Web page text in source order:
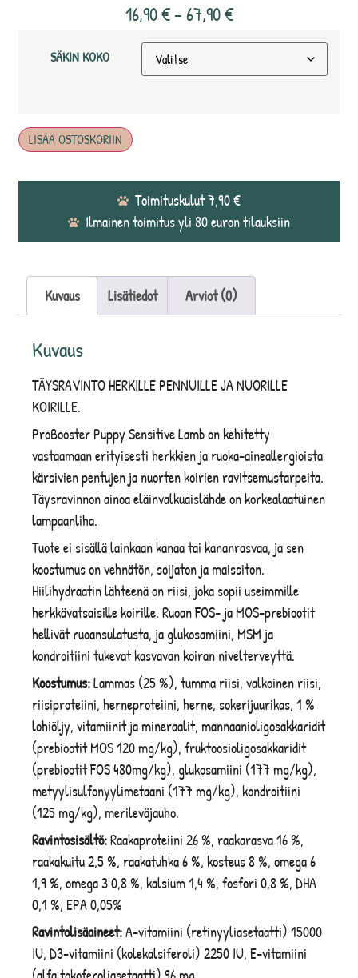
16,90€ –67,90€
SÄKIN KOKO
LISÄÄ OSTOSKORIIN
Toimituskulut 7,90 €
Ilmainen toimitus yli 80 euron tilauksiin
Kuvaus Lisätiedot Arviot (0)
Kuvaus
TÄYSRAVINTO HERKILLE PENNUILLE JA NUORILLE
KOIRILLE.
ProBooster Puppy Sensitive Lamb on kehitetty
vastaamaan erityisesti herkkien ja ruoka-aineallergioista
kärsivien pentujen ja nuorten koirien ravitsemustarpeita.
Täysravinnon ainoa eläinvalkuaislähde on korkealaatuinen
lampaanliha.
Tuote ei sisällä lainkaan kanaa tai kananrasvaa, ja sen
koostumus on vehnätön, soijaton ja maissiton.
Hiilihydraatin lähteenä on riisi, joka sopii useimmille
herkkävatsaisille koirille. Ruoan FOS- ja MOS-prebiootit
hellivät ruoansulatusta, ja glukosamiini, MSM ja
kondroitiini tukevat kasvavan koiran nivelterveyttä.
Koostumus:Lammas (25 %), tumma riisi, valkoinen riisi,
riisiproteiini, herneproteiini, herne, sokerijuurikas, 1 %
lohiöljy, vitamiinit ja mineraalit, mannaanioligosakkaridit
(prebiootit MOS 120 mg/kg), fruktoosioligosakkaridit
(prebiootit FOS 480mg/kg), glukosamiini (177 mg/kg),
metyylisulfonyylimetaani (177 mg/kg), kondroitiini
(125 mg/kg), merileväjauho.
Ravintosisältö:Raakaproteiini 26 %, raakarasva 16 %,
raakakuitu 2,5 %, raakatuhka 6 %, kosteus 8 %, omega 6
1,9 %, omega 3 0,8 %, kalsium 1,4 %, fosfori 0,8 %, DHA
0,1 %, EPA 0,05%
Ravintolisäaineet:A-vitamiini (retinyyliasetaatti) 15000
IU, D3-vitamiini (kolekalsiferoli) 2250 IU, E-vitamiini